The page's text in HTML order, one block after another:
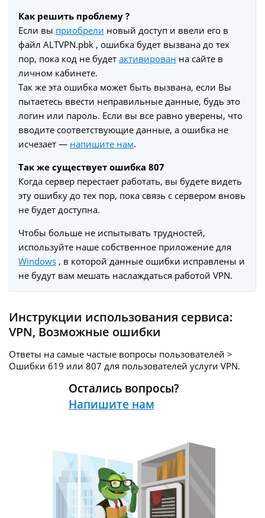
Как решить проблему ?
Если вы приобрели новый доступ и ввели его в
файл ALTVPN.pbk , ошибка будет вызвана до тех
пор, пока код не будет активирован на сайте в
личном кабинете.
Так же эта ошибка может быть вызвана, если Вы
пытаетесь ввести неправильные данные, будь это
логин или пароль. Если вы все равно уверены, что
вводите соответствующие данные, а ошибка не
исчезает — напишите нам.
Так же существует ошибка 807
Когда сервер перестает работать, вы будете видеть
эту ошибку до тех пор, пока связь с сервером вновь
не будет доступна.
Чтобы больше не испытывать трудностей,
используйте наше собственное приложение для
Windows , в которой данные ошибки исправлены и
не будут вам мешать наслаждаться работой VPN.
Инструкции использования сервиса:
VPN, Возможные ошибки
Ответы на самые частые вопросы пользователей >
Ошибки 619 или 807 для пользователей услуги VPN.
Остались вопросы?
Напишите нам